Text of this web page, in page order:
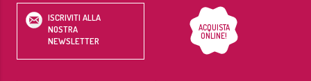
ISCRIVITI ALLA
NOSTRA
NEWSLETTER
ACQUISTA
ONLINE!